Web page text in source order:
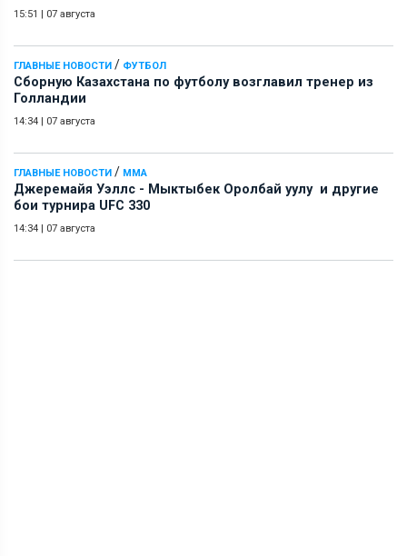
15:51 | 07 августа
ГЛАВНЫЕ НОВОСТИ / ФУТБОЛ
Сборную Казахстана по футболу возглавил тренер из
Голландии
14:34 | 07 августа
ГЛАВНЫЕ НОВОСТИ / ММА
Джеремайя Уэллс - Мыктыбек Оролбай уулу и другие
бои турнира UFC 330
14:34 | 07 августа